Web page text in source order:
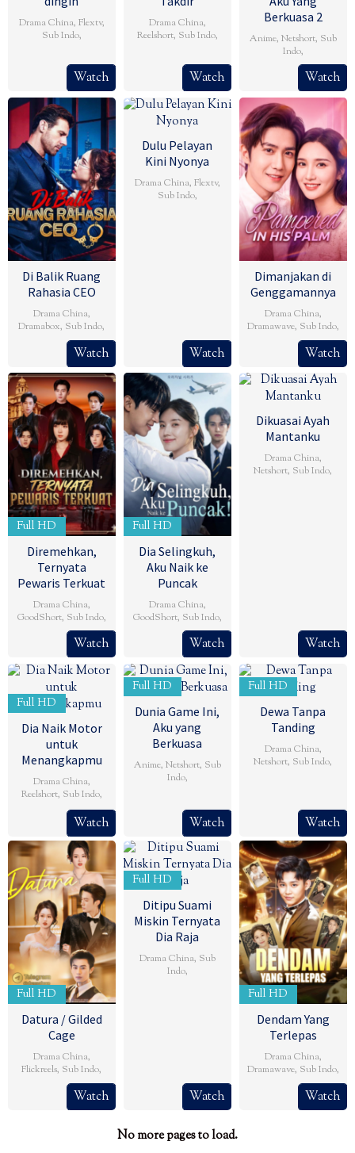
Drama China, Flextv,
Sub Indo,
Watch
Drama China,
Reelshort, Sub Indo,
Watch
Berkuasa 2
Anime, Netshort, Sub
Indo,
Watch
Di Balik Ruang
Rahasia CEO
Drama China,
Dramabox, Sub Indo,
Watch
Dulu Pelayan
Kini Nyonya
Drama China, Flextv,
Sub Indo,
Watch
Dimanjakan di
Genggamannya
Drama China,
Dramawave, Sub Indo,
Watch
Full HD
Diremehkan,
Ternyata
Pewaris Terkuat
Drama China,
GoodShort, Sub Indo,
Watch
Full HD
Dia Selingkuh,
Aku Naik ke
Puncak
Drama China,
GoodShort, Sub Indo,
Watch
Dikuasai Ayah
Mantanku
Drama China,
Netshort, Sub Indo,
Watch
Full HD
Dia Naik Motor
untuk
Menangkapmu
Drama China,
Reelshort, Sub Indo,
Watch
Full HD
Dunia Game Ini,
Aku yang
Berkuasa
Anime, Netshort, Sub
Indo,
Watch
Full HD
Dewa Tanpa
Tanding
Drama China,
Netshort, Sub Indo,
Watch
Full HD
Datura / Gilded
Cage
Drama China,
Flickreels, Sub Indo,
Watch
Full HD
Ditipu Suami
Miskin Ternyata
Dia Raja
Drama China, Sub
Indo,
Watch
Full HD
Dendam Yang
Terlepas
Drama China,
Dramawave, Sub Indo,
Watch
No more pages to load.